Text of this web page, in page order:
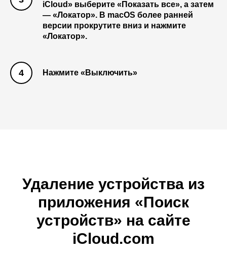
iCloud» выберите «Показать все», а затем
— «Локатор». В macOS более ранней
версии прокрутите вниз и нажмите
«Локатор».
Нажмите «Выключить»
Удаление устройства из
приложения «Поиск
устройств» на сайте
iCloud.com